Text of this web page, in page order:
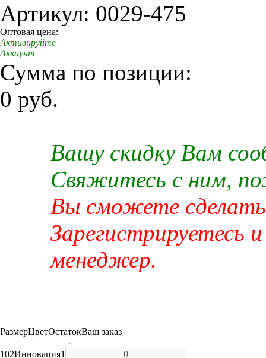
Артикул: 0029-475
Оптовая цена:
Активируйте
Аккаунт
Сумма по позиции:
0 руб.
Вашу скидку Вам
Свяжитесь с ним,
Вы сможете сделать
Зарегистрируетесь
менеджер.
РазмерЦветОстатокВаш заказ
102Инновация1
-